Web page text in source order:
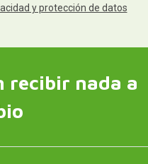
y protección de datos
recibir nada a